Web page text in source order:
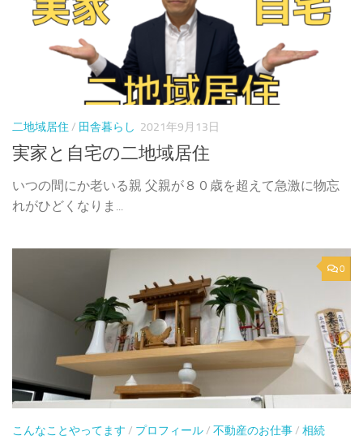
二地域居住 / 田舎暮らし 2021年9月13日
実家と自宅の二地域居住
いつの間にか老いる親 父親が８０歳を超えて急激に物忘
れがひどくなりま...
0
こんなことやってます / プロフィール/ 不動産のお仕事/ 相続